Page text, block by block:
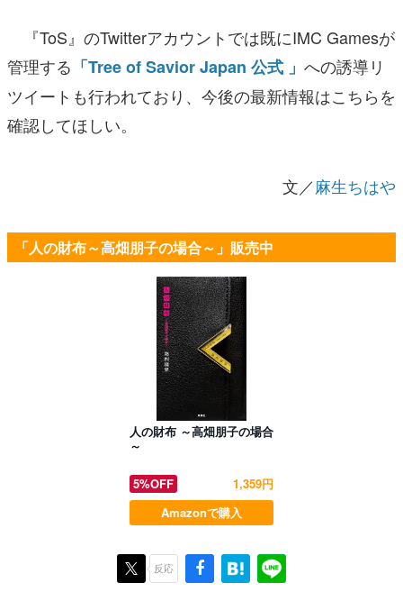
『ToS』のTwitterアカウントでは既にIMC Gamesが
管理する 「Tree of Savior Japan 公式 」 への誘導リ
ツイートも行われており、今後の最新情報はこちらを
確認してほしい。
文／麻生ちはや
「人の財布～高畑朋子の場合～」販売中
人の財布 ～高畑朋子の場合
～
5%OFF
1,359円
Amazonで購入
反応